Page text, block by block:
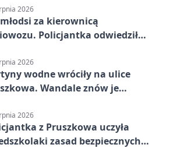
2026
za kierownicą
Policjantka odwiedziła
2026
wodne wróciły na ulice
Wandale znów je
2026
z Pruszkowa uczyła
zasad bezpiecznych